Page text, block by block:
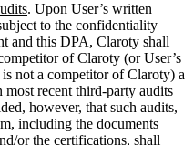
. Upon User’s written
to the confidentiality
and this DPA, Claroty shall
of Claroty (or User’s
not a competitor of Claroty) a
most recent third-party audits
however, that such audits,
including the documents
or the certifications, shall